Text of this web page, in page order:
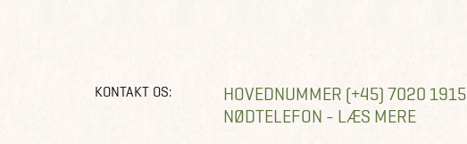
KONTAKT OS:
HOVEDNUMMER (+45) 7020 1915
NØDTELEFON - LÆS MERE